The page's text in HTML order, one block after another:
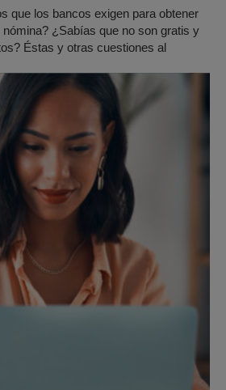
que los bancos exigen para obtener
¿Sabías que no son gratis y
Éstas y otras cuestiones al